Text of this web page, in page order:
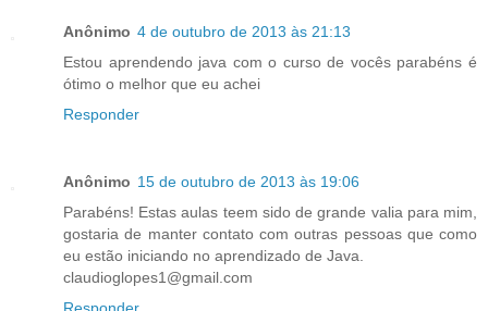
Anônimo 4 de outubro de 2013 às 21:13
Estou aprendendo java com o curso de vocês parabéns é
ótimo o melhor que eu achei
Responder
Anônimo 15 de outubro de 2013 às 19:06
Parabéns! Estas aulas teem sido de grande valia para mim,
gostaria de manter contato com outras pessoas que como
eu estão iniciando no aprendizado de Java.
claudioglopes1@gmail.com